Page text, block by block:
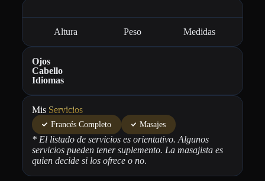
Altura Peso Medidas
Ojos
Cabello
Idiomas
Mis Servicios
Francés Completo Masajes
* El listado de servicios es orientativo. Algunos
servicios pueden tener suplemento. La masajista es
quien decide si los ofrece o no.